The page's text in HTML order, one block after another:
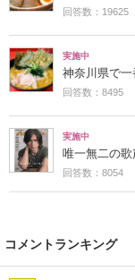
回答数：19625
実施中
神奈川県で
回答数：8495
実施中
唯一無二の歌
回答数：8054
コメントランキング